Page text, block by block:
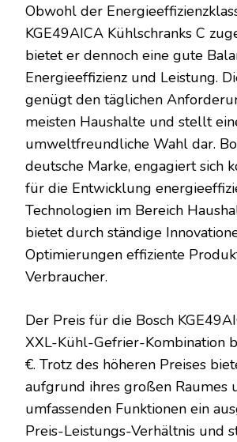
Obwohl der
KGE49AICA Kühlschranks C
bietet er dennoch eine gute
Energieeffizienz und Leistung.
genügt den täglichen
meisten Haushalte und stellt
umweltfreundliche Wahl dar.
deutsche Marke, engagiert sich
für die Entwicklung
Technologien im Bereich
bietet durch ständige
Optimierungen effiziente
Verbraucher.
Der Preis für die Bosch
XXL-Kühl-Gefrier-Kombination
€. Trotz des höheren Preises
aufgrund ihres großen Raumes
umfassenden Funktionen ein
Preis-Leistungs-Verhältnis und